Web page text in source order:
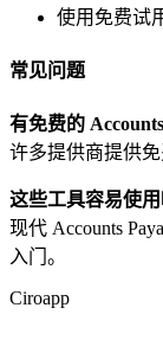
使用免费试
常见问题
有免费的
许多提供商提供
这些工具容易使用
现代 Accounts
入门。
Ciroapp